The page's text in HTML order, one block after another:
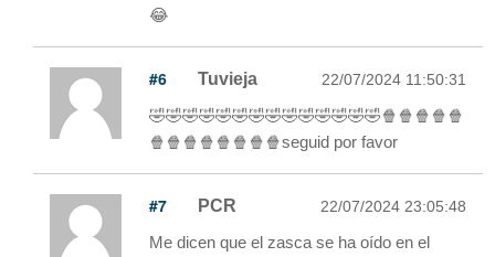
😂
#6 Tuvieja 22/07/2024 11:50:31
🤣🤣🤣🤣🤣🤣🤣🤣🤣🤣🤣🤣🤣🤣🍿🍿🍿🍿🍿
🍿🍿🍿🍿🍿🍿🍿🍿seguid por favor
#7 PCR 22/07/2024 23:05:48
Me dicen que el zasca se ha oído en el